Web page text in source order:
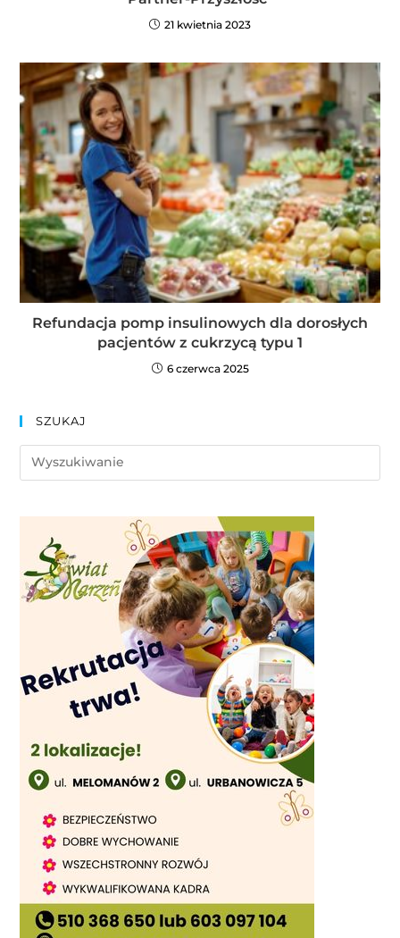
21 kwietnia 2023
Refundacja pomp insulinowych dla dorosłych
pacjentów z cukrzycą typu 1
6 czerwca 2025
SZUKAJ